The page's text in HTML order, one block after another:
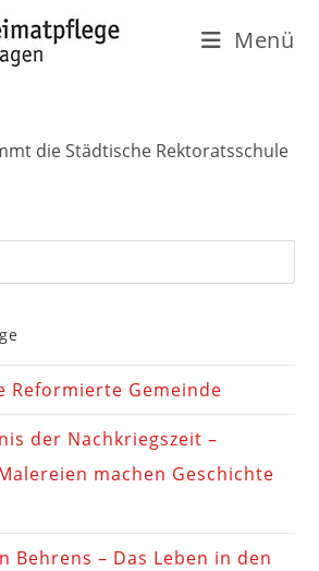
Menü
die Städtische Rektoratsschule
Reformierte Gemeinde
der Nachkriegszeit –
machen Geschichte
Behrens – Das Leben in den